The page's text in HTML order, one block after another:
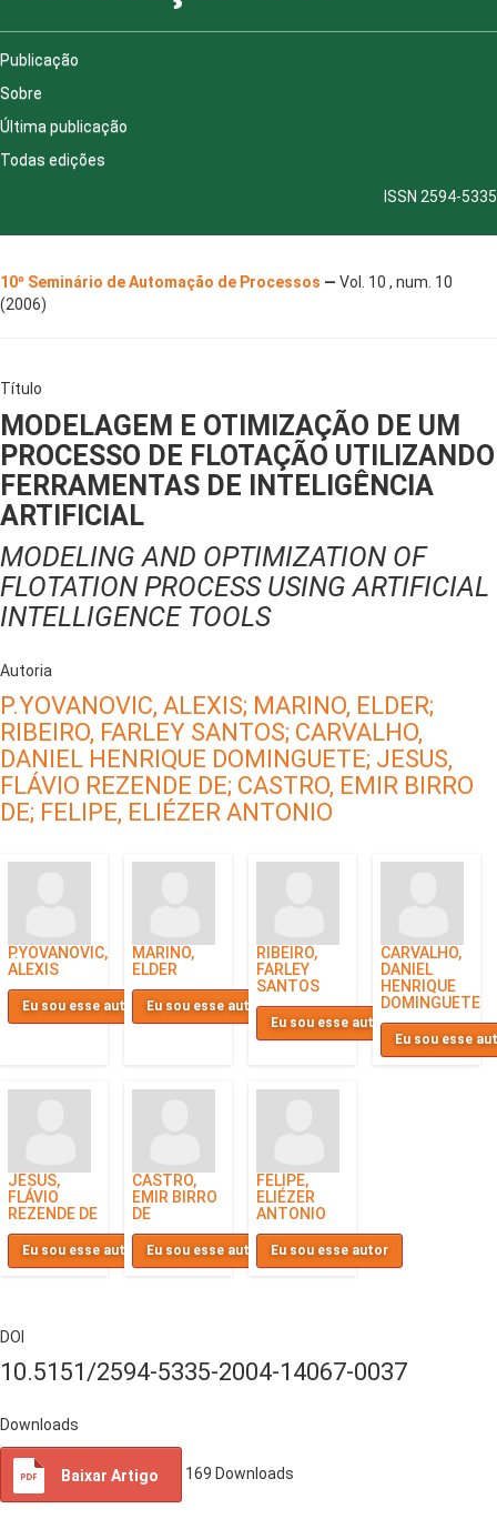
Publicação
Sobre
Última publicação
Todas edições
ISSN 2594-5335
10º Seminário de Automação de Processos — Vol. 10 , num. 10
(2006)
Título
MODELAGEM E OTIMIZAÇÃO DE UM
PROCESSO DE FLOTAÇÃO UTILIZANDO
FERRAMENTAS DE INTELIGÊNCIA
ARTIFICIAL
MODELING AND OPTIMIZATION OF
FLOTATION PROCESS USING ARTIFICIAL
INTELLIGENCE TOOLS
Autoria
P.YOVANOVIC, ALEXIS; MARINO, ELDER;
RIBEIRO, FARLEY SANTOS; CARVALHO,
DANIEL HENRIQUE DOMINGUETE; JESUS,
FLÁVIO REZENDE DE; CASTRO, EMIR BIRRO
DE; FELIPE, ELIÉZER ANTONIO
P.YOVANOVIC,
ALEXIS
Eu sou esse autor
MARINO,
ELDER
Eu sou esse autor
RIBEIRO,
FARLEY
SANTOS
Eu sou esse autor
CARVALHO,
DANIEL
HENRIQUE
DOMINGUETE
Eu sou esse
JESUS,
FLÁVIO
REZENDE DE
Eu sou esse autor
CASTRO,
EMIR BIRRO
DE
Eu sou esse autor
FELIPE,
ELIÉZER
ANTONIO
Eu sou esse autor
DOI
10.5151/2594-5335-2004-14067-0037
Downloads
Baixar Artigo 169 Downloads